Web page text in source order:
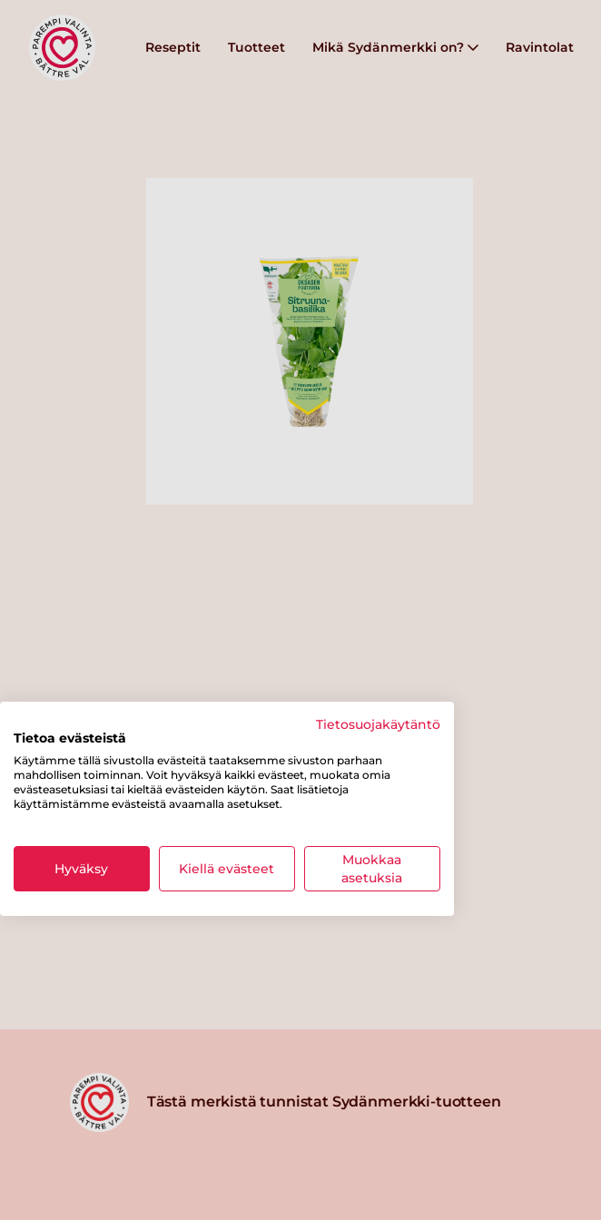
Reseptit Tuotteet Mikä Sydänmerkki on? Ravintolat
Tästä merkistä tunnistat Sydänmerkki-tuotteen
Tietosuojakäytäntö
Tietoa evästeistä
Käytämme tällä sivustolla evästeitä taataksemme sivuston parhaan
mahdollisen toiminnan. Voit hyväksyä kaikki evästeet, muokata omia
evästeasetuksiasi tai kieltää evästeiden käytön. Saat lisätietoja
käyttämistämme evästeistä avaamalla asetukset.
Hyväksy Kiellä evästeet
Muokkaa
asetuksia